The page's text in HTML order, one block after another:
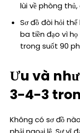
lùi về phòng
Sơ đồ đòi hỏi
ba tiền đạo vì
trong suốt 90
Ưu và
3-4-3
Không có sơ đồ